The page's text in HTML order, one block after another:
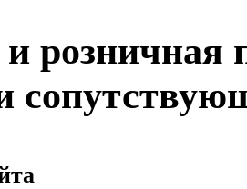
розничная